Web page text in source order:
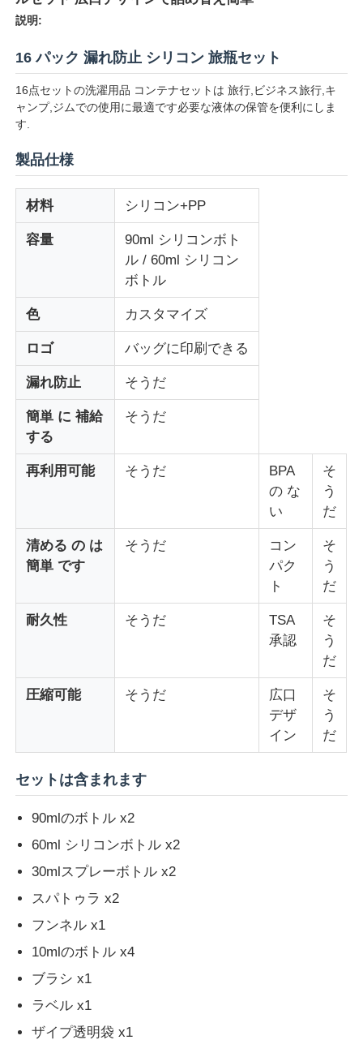
ホーム
ビデオ
工場見学
品質管理
ニュース
事例
シリコン製折りたたみウォーターボトル
シリコンの折りたたむカップ
シリコンキッチン製品
シリコーン ゴム プロダクト
説明:
16 パック 漏れ防止 シリコン 旅瓶セット
16点セットの洗濯用品 コンテナセットは 旅行,ビジネス旅行,キ
ャンプ,ジムでの使用に最適です必要な液体の保管を便利にしま
す.
製品仕様
材料 シリコン+PP
容量
90ml シリコンボト
ル / 60ml シリコン
ボトル
色 カスタマイズ
ロゴ バッグに印刷できる
漏れ防止 そうだ
簡単 に 補給
する
そうだ
再利用可能 そうだ
BPA
の な
い
そ
う
だ
清める の は
簡単 です
そうだ
コン
パク
ト
そ
う
だ
耐久性 そうだ
TSA
承認
そ
う
だ
圧縮可能 そうだ
広口
デザ
イン
そ
う
だ
セットは含まれます
90mlのボトル x2
60ml シリコンボトル x2
30mlスプレーボトル x2
スパトゥラ x2
フンネル x1
10mlのボトル x4
ブラシ x1
ラベル x1
ザイプ透明袋 x1